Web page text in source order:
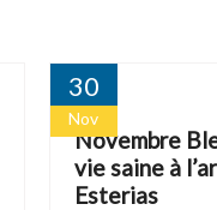
30
Nov
Novembre
vie saine à
Esterias